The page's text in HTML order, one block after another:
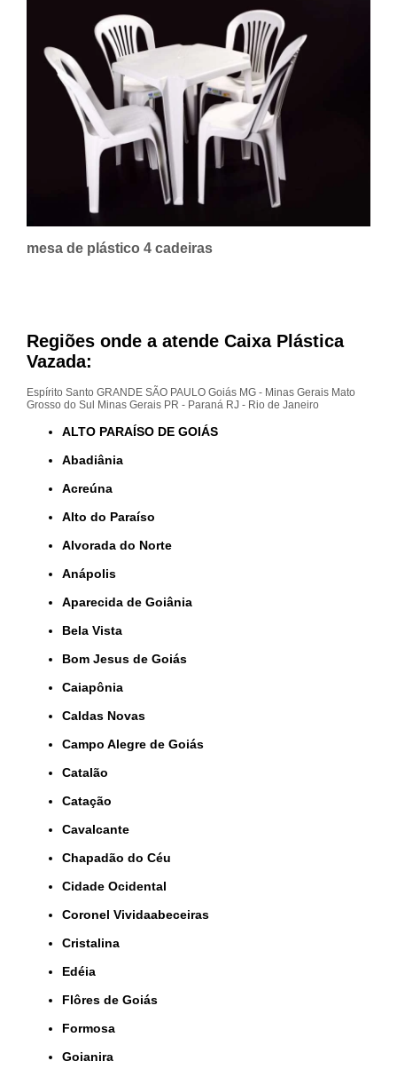
mesa de plástico 4 cadeiras
Regiões onde a atende Caixa Plástica
Vazada:
Espírito Santo GRANDE SÃO PAULO Goiás MG - Minas Gerais Mato
Grosso do Sul
Minas Gerais PR - Paraná RJ - Rio de Janeiro
ALTO PARAÍSO DE GOIÁS
Abadiânia
Acreúna
Alto do Paraíso
Alvorada do Norte
Anápolis
Aparecida de Goiânia
Bela Vista
Bom Jesus de Goiás
Caiapônia
Caldas Novas
Campo Alegre de Goiás
Catalão
Catação
Cavalcante
Chapadão do Céu
Cidade Ocidental
Coronel Vividaabeceiras
Cristalina
Edéia
Flôres de Goiás
Formosa
Goianira